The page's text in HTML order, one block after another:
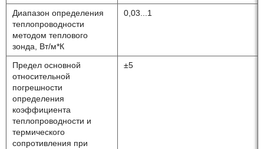
Диапазон определения
теплопроводности
методом теплового
зонда, Вт/м*К
0,03...1
Предел основной
относительной
погрешности
определения
коэффициента
теплопроводности и
термического
сопротивления при
±5